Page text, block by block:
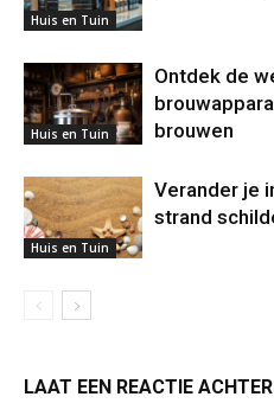
Huis en Tuin
Huis en Tuin
Ontdek de
brouwen
Huis en Tuin
Verander je
strand
LAAT EEN REACTIE ACHTER